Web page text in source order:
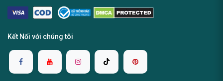
Kết Nối với chúng tôi